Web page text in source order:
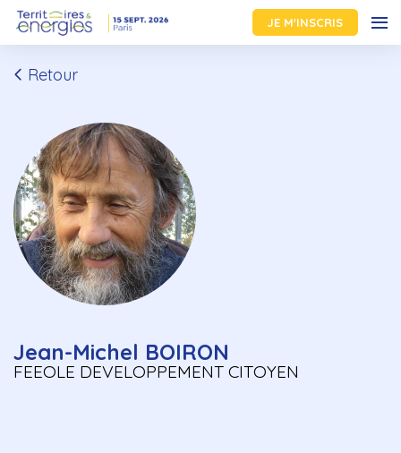
JE M'INSCRIS
Retour
Jean-Michel BOIRON
FEEOLE DEVELOPPEMENT CITOYEN